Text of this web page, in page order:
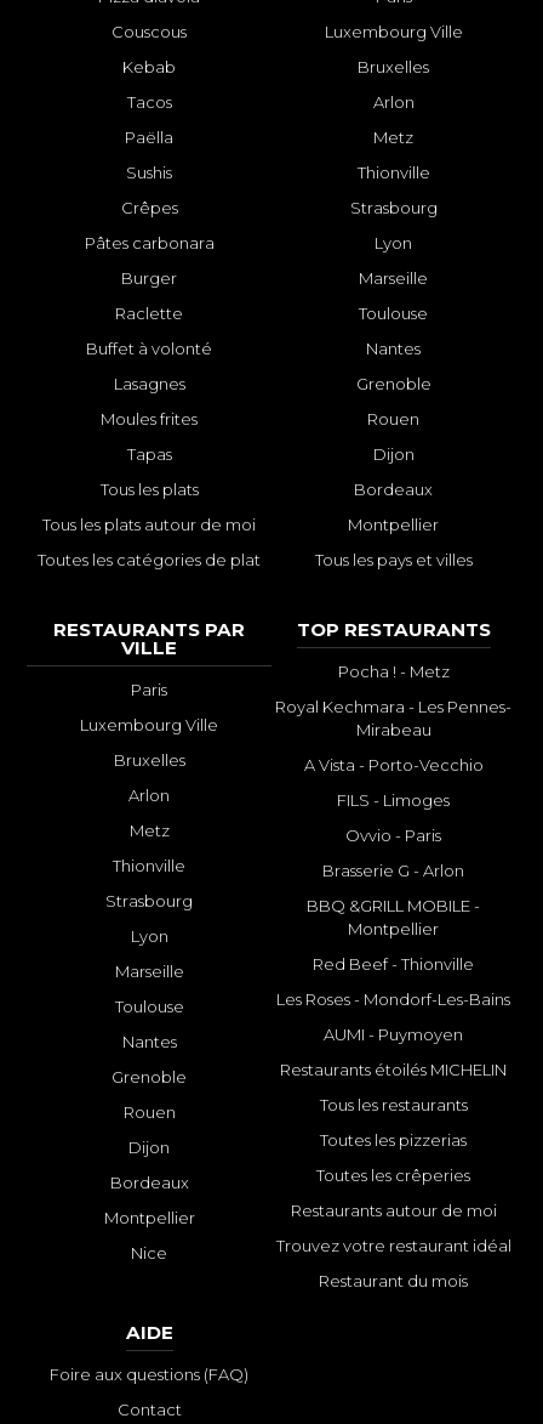
Couscous
Kebab
Tacos
Paëlla
Sushis
Crêpes
Pâtes carbonara
Burger
Raclette
Buffet à volonté
Lasagnes
Moules frites
Tapas
Tous les plats
Tous les plats autour de moi
Toutes les catégories de plat
Luxembourg Ville
Bruxelles
Arlon
Metz
Thionville
Strasbourg
Lyon
Marseille
Toulouse
Nantes
Grenoble
Rouen
Dijon
Bordeaux
Montpellier
Tous les pays et villes
RESTAURANTS PAR
VILLE
Paris
Luxembourg Ville
Bruxelles
Arlon
Metz
Thionville
Strasbourg
Lyon
Marseille
Toulouse
Nantes
Grenoble
Rouen
Dijon
Bordeaux
Montpellier
Nice
TOP RESTAURANTS
Pocha ! - Metz
Royal Kechmara - Les Pennes-
Mirabeau
A Vista - Porto-Vecchio
FILS - Limoges
Ovvio - Paris
Brasserie G - Arlon
BBQ &GRILL MOBILE -
Montpellier
Red Beef - Thionville
Les Roses - Mondorf-Les-Bains
AUMI - Puymoyen
Restaurants étoilés MICHELIN
Tous les restaurants
Toutes les pizzerias
Toutes les crêperies
Restaurants autour de moi
Trouvez votre restaurant idéal
Restaurant du mois
AIDE
Foire aux questions (FAQ)
Contact